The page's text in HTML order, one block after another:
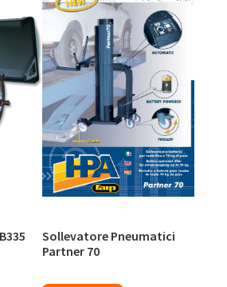
Sollevatore Pneumatici
Partner 70